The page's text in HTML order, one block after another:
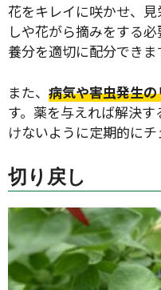
花をキレイに咲かせ、
しや花がら摘みをする
養分を適切に配分できま
また、 病気や害虫発生
す。薬を与えれば解決
けないように定期的にチ
切り戻し